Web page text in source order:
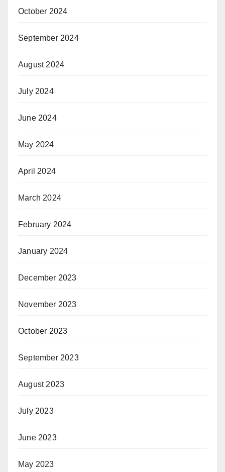
October 2024
September 2024
August 2024
July 2024
June 2024
May 2024
April 2024
March 2024
February 2024
January 2024
December 2023
November 2023
October 2023
September 2023
August 2023
July 2023
June 2023
May 2023